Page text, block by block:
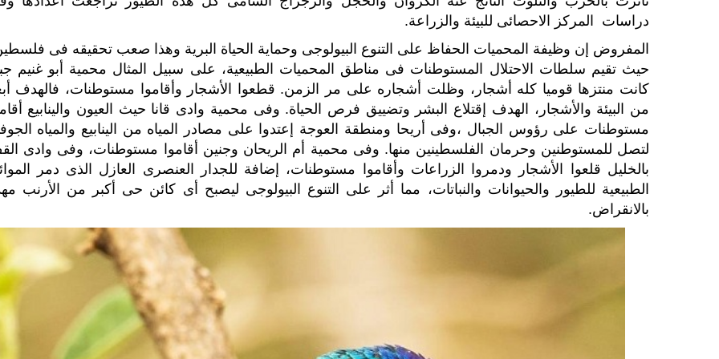
دراسات المركز الاحصائى للبيئة والزراعة.
المفروض إن وظيفة المحميات الحفاظ على التنوع البيولوجى وحماية الحياة البرية وهذا صعب تحقيقه فى
حيث تقيم سلطات الاحتلال المستوطنات فى مناطق المحميات الطبيعية، على سبيل المثال محمية أبو غنيم
كانت منتزها قوميا كله أشجار، وظلت أشجاره على مر الزمن. قطعوا الأشجار وأقاموا مستوطنات، فالهدف
من البيئة والأشجار، الهدف إقتلاع البشر وتضييق فرص الحياة. وفى محمية وادى قانا حيث العيون والينابيع
مستوطنات على رؤوس الجبال ،وفى أريحا ومنطقة العوجة إعتدوا على مصادر المياه من الينابيع والمياه
لتصل للمستوطنين وحرمان الفلسطينين منها. وفى محمية أم الريحان وجنين أقاموا مستوطنات، وفى وادى
بالخليل قلعوا الأشجار ودمروا الزراعات وأقاموا مستوطنات،
إضافة للجدار العنصرى العازل الذى دمر
الطبيعية للطيور والحيوانات والنباتات، مما أثر على التنوع البيولوجى ليصبح أى كائن حى أكبر من الأرنب
بالانقراض.